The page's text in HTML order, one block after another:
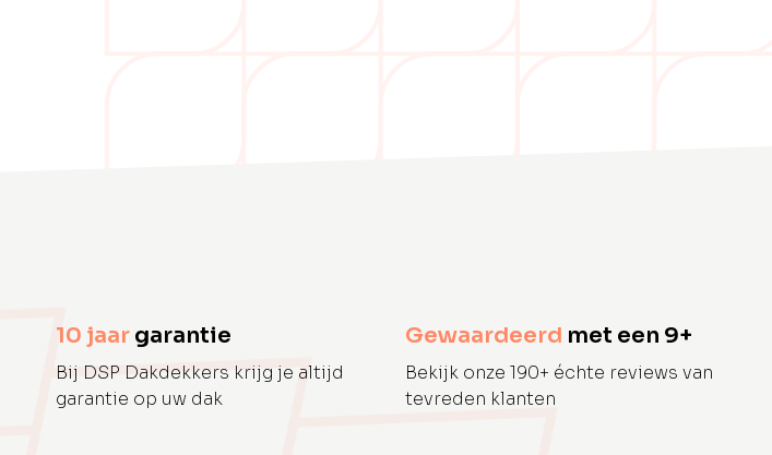
10 jaar garantie
Bij DSP Dakdekkers krijg je altijd
garantie op uw dak
Gewaardeerd met een 9+
Bekijk onze 190+ échte reviews van
tevreden klanten